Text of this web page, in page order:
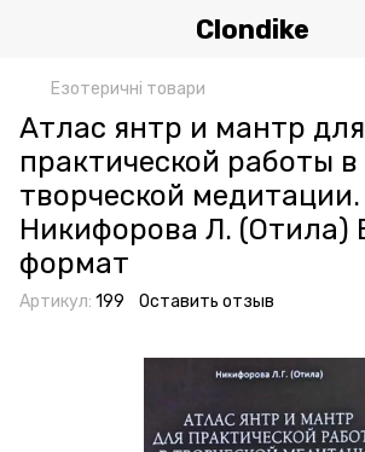
Clondike
Езотеричні товари
Атлас янтр и мантр для
практической работы в
творческой медитации.
Никифорова Л. (Отила)
формат
Артикул: 199 Оставить отзыв